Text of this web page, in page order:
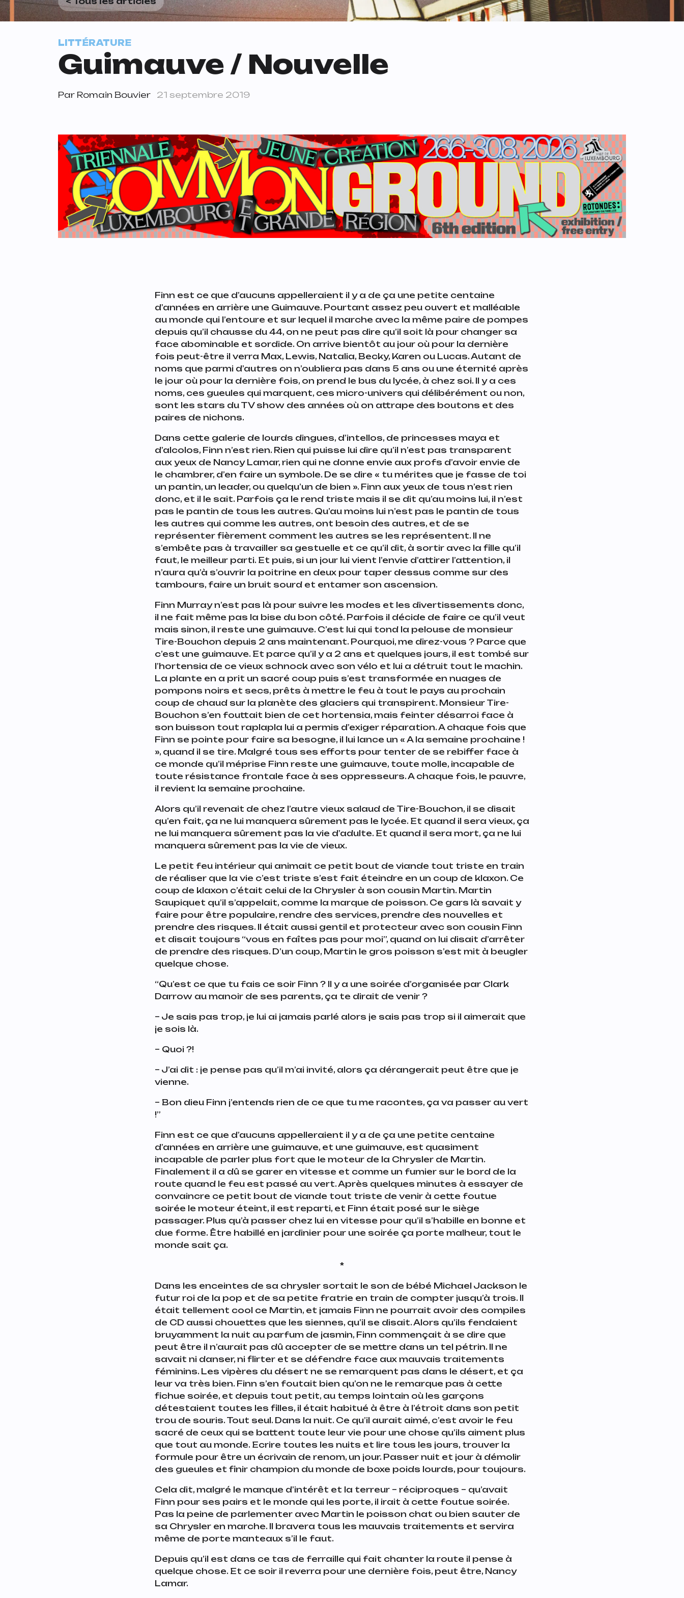
LITTÉRATURE
Guimauve / Nouvelle
Par Romain Bouvier 21 septembre 2019
Finn est ce que d’aucuns appelleraient il y a de ça une petite centaine
d’années en arrière une Guimauve. Pourtant assez peu ouvert et malléable
au monde qui l’entoure et sur lequel il marche avec la même paire de pompes
depuis qu’il chausse du 44, on ne peut pas dire qu’il soit là pour changer sa
face abominable et sordide. On arrive bientôt au jour où pour la dernière
fois peut-être il verra Max, Lewis, Natalia, Becky, Karen ou Lucas. Autant de
noms que parmi d’autres on n’oubliera pas dans 5 ans ou une éternité après
le jour où pour la dernière fois, on prend le bus du lycée, à chez soi. Il y a ces
noms, ces gueules qui marquent, ces micro-univers qui délibérément ou non,
sont les stars du TV show des années où on attrape des boutons et des
paires de nichons.
Dans cette galerie de lourds dingues, d’intellos, de princesses maya et
d’alcolos, Finn n’est rien. Rien qui puisse lui dire qu’il n’est pas transparent
aux yeux de Nancy Lamar, rien qui ne donne envie aux profs d’avoir envie de
le chambrer, d’en faire un symbole. De se dire « tu mérites que je fasse de toi
un pantin, un leader, ou quelqu’un de bien ». Finn aux yeux de tous n’est rien
donc, et il le sait. Parfois ça le rend triste mais il se dit qu’au moins lui, il n’est
pas le pantin de tous les autres. Qu’au moins lui n’est pas le pantin de tous
les autres qui comme les autres, ont besoin des autres, et de se
représenter fièrement comment les autres se les représentent. Il ne
s’embête pas à travailler sa gestuelle et ce qu’il dit, à sortir avec la fille qu’il
faut, le meilleur parti. Et puis, si un jour lui vient l’envie d’attirer l’attention, il
n’aura qu’à s’ouvrir la poitrine en deux pour taper dessus comme sur des
tambours, faire un bruit sourd et entamer son ascension.
Finn Murray n’est pas là pour suivre les modes et les divertissements donc,
il ne fait même pas la bise du bon côté. Parfois il décide de faire ce qu’il veut
mais sinon, il reste une guimauve. C’est lui qui tond la pelouse de monsieur
Tire-Bouchon depuis 2 ans maintenant. Pourquoi, me direz-vous ? Parce que
c’est une guimauve. Et parce qu’il y a 2 ans et quelques jours, il est tombé sur
l’hortensia de ce vieux schnock avec son vélo et lui a détruit tout le machin.
La plante en a prit un sacré coup puis s’est transformée en nuages de
pompons noirs et secs, prêts à mettre le feu à tout le pays au prochain
coup de chaud sur la planète des glaciers qui transpirent. Monsieur Tire-
Bouchon s’en fouttait bien de cet hortensia, mais feinter désarroi face à
son buisson tout raplapla lui a permis d’exiger réparation. A chaque fois que
Finn se pointe pour faire sa besogne, il lui lance un « A la semaine prochaine !
», quand il se tire. Malgré tous ses efforts pour tenter de se rebiffer face à
ce monde qu’il méprise Finn reste une guimauve, toute molle, incapable de
toute résistance frontale face à ses oppresseurs. A chaque fois, le pauvre,
il revient la semaine prochaine.
Alors qu’il revenait de chez l’autre vieux salaud de Tire-Bouchon, il se disait
qu’en fait, ça ne lui manquera sûrement pas le lycée. Et quand il sera vieux, ça
ne lui manquera sûrement pas la vie d’adulte. Et quand il sera mort, ça ne lui
manquera sûrement pas la vie de vieux.
Le petit feu intérieur qui animait ce petit bout de viande tout triste en train
de réaliser que la vie c’est triste s’est fait éteindre en un coup de klaxon. Ce
coup de klaxon c’était celui de la Chrysler à son cousin Martin. Martin
Saupiquet qu’il s’appelait, comme la marque de poisson. Ce gars là savait y
faire pour être populaire, rendre des services, prendre des nouvelles et
prendre des risques. Il était aussi gentil et protecteur avec son cousin Finn
et disait toujours “vous en faîtes pas pour moi”, quand on lui disait d’arrêter
de prendre des risques. D’un coup, Martin le gros poisson s’est mit à beugler
quelque chose.
“Qu’est ce que tu fais ce soir Finn ? Il y a une soirée d’organisée par Clark
Darrow au manoir de ses parents, ça te dirait de venir ?
– Je sais pas trop, je lui ai jamais parlé alors je sais pas trop si il aimerait que
je sois là.
– Quoi ?!
– J’ai dit : je pense pas qu’il m’ai invité, alors ça dérangerait peut être que je
vienne.
– Bon dieu Finn j’entends rien de ce que tu me racontes, ça va passer au vert
!”
Finn est ce que d’aucuns appelleraient il y a de ça une petite centaine
d’années en arrière une guimauve, et une guimauve, est quasiment
incapable de parler plus fort que le moteur de la Chrysler de Martin.
Finalement il a dû se garer en vitesse et comme un fumier sur le bord de la
route quand le feu est passé au vert. Après quelques minutes à essayer de
convaincre ce petit bout de viande tout triste de venir à cette foutue
soirée le moteur éteint, il est reparti, et Finn était posé sur le siège
passager. Plus qu’à passer chez lui en vitesse pour qu’il s’habille en bonne et
due forme. Être habillé en jardinier pour une soirée ça porte malheur, tout le
monde sait ça.
*
Dans les enceintes de sa chrysler sortait le son de bébé Michael Jackson le
futur roi de la pop et de sa petite fratrie en train de compter jusqu’à trois. Il
était tellement cool ce Martin, et jamais Finn ne pourrait avoir des compiles
de CD aussi chouettes que les siennes, qu’il se disait. Alors qu’ils fendaient
bruyamment la nuit au parfum de jasmin, Finn commençait à se dire que
peut être il n’aurait pas dû accepter de se mettre dans un tel pétrin. Il ne
savait ni danser, ni flirter et se défendre face aux mauvais traitements
féminins. Les vipères du désert ne se remarquent pas dans le désert, et ça
leur va très bien. Finn s’en foutait bien qu’on ne le remarque pas à cette
fichue soirée, et depuis tout petit, au temps lointain où les garçons
détestaient toutes les filles, il était habitué à être à l’étroit dans son petit
trou de souris. Tout seul. Dans la nuit. Ce qu’il aurait aimé, c’est avoir le feu
sacré de ceux qui se battent toute leur vie pour une chose qu’ils aiment plus
que tout au monde. Ecrire toutes les nuits et lire tous les jours, trouver la
formule pour être un écrivain de renom, un jour. Passer nuit et jour à démolir
des gueules et finir champion du monde de boxe poids lourds, pour toujours.
Cela dit, malgré le manque d’intérêt et la terreur – réciproques – qu’avait
Finn pour ses pairs et le monde qui les porte, il irait à cette foutue soirée.
Pas la peine de parlementer avec Martin le poisson chat ou bien sauter de
sa Chrysler en marche. Il bravera tous les mauvais traitements et servira
même de porte manteaux s’il le faut.
Depuis qu’il est dans ce tas de ferraille qui fait chanter la route il pense à
quelque chose. Et ce soir il reverra pour une dernière fois, peut être, Nancy
Lamar.